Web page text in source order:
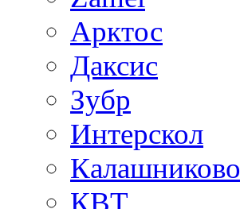
Арктос
Даксис
Зубр
Интерскол
Калашниково
КВТ